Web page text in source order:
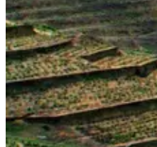
Tour pelo Minho de Bicicleta -
7 Dias|2/5